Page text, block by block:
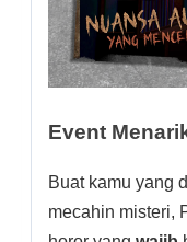
Event
Buat kamu yang
mecahin misteri,